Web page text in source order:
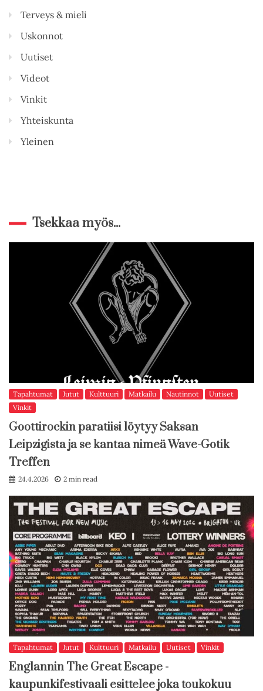
Terveys & mieli
Uskonnot
Uutiset
Videot
Vinkit
Yhteiskunta
Yleinen
Tsekkaa myös...
Tapahtumat Jutut Kulttuuri Matkailu Nautinnot
Uutiset
Vinkit
Goottirockin paratiisi löytyy Saksan
Leipzigista ja se kantaa nimeä Wave-Gotik
Treffen
24.4.2026 2 min read
Tapahtumat Jutut Kulttuuri Matkailu Uutiset Vinkit
Englannin The Great Escape -
kaupunkifestivaali esittelee joka toukokuu